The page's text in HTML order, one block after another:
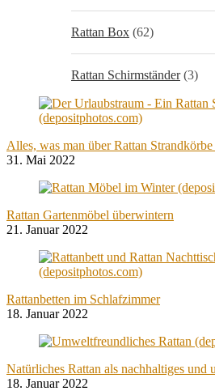
Rattan Box (62)
Rattan Schirmständer (3)
Alles, was man über Rattan
31. Mai 2022
Rattan Gartenmöbel überwintern
21. Januar 2022
Rattanbetten im Schlafzimmer
18. Januar 2022
Natürliches Rattan als nachhaltiges und
18. Januar 2022